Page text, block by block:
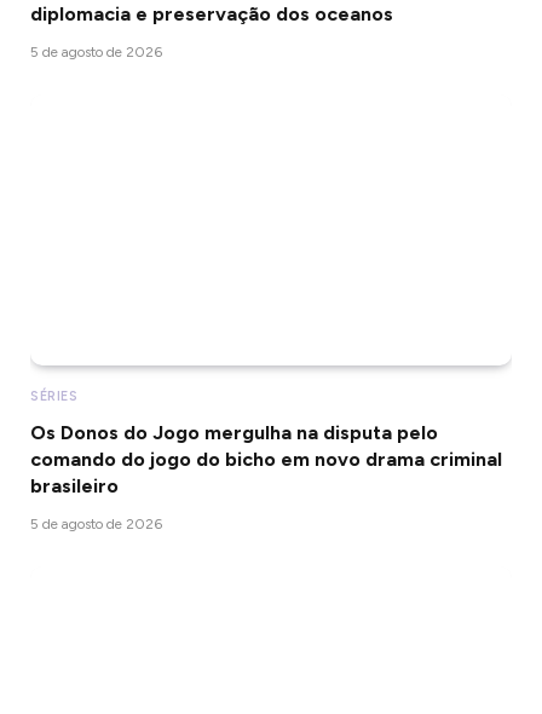
diplomacia e preservação dos oceanos
5 de agosto de 2026
SÉRIES
Os Donos do Jogo mergulha na disputa pelo
comando do jogo do bicho em novo drama criminal
brasileiro
5 de agosto de 2026